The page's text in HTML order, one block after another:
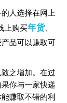
人选择在网上
上购买年货、
品可以赚取可
之增加。在过
你与一家快递
赚取不错的利